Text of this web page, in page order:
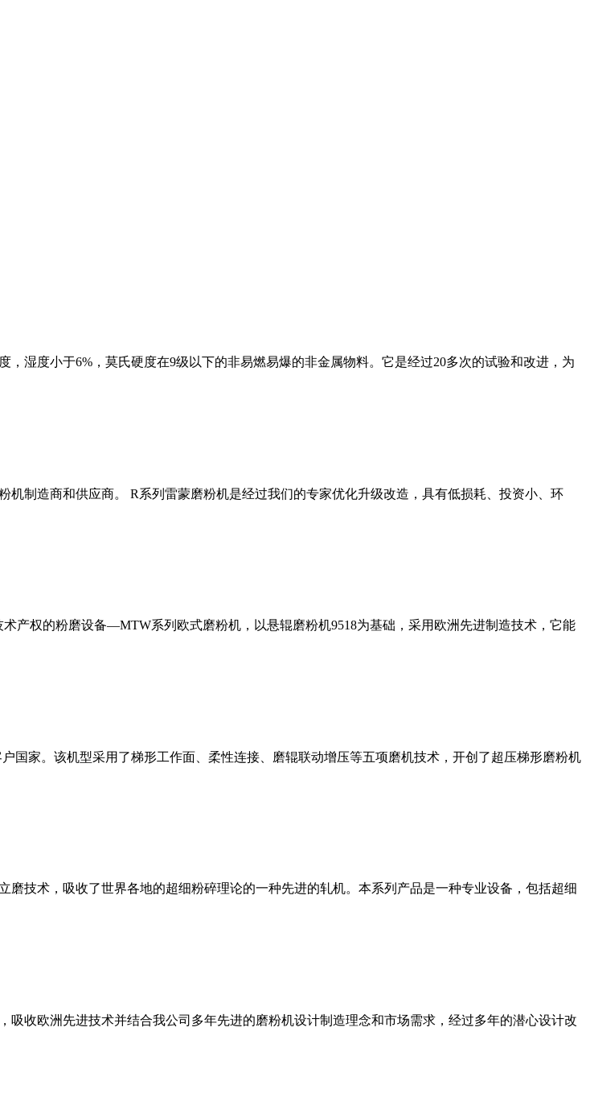
湿度小于6%，莫氏硬度在9级以下的非易燃易爆的非金属物料。它是经过20多次的试验和改进，为
制造商和供应商。 R系列雷蒙磨粉机是经过我们的专家优化升级改造，具有低损耗、投资小、环
产权的粉磨设备—MTW系列欧式磨粉机，以悬辊磨粉机9518为基础，采用欧洲先进制造技术，它能
国家。该机型采用了梯形工作面、柔性连接、磨辊联动增压等五项磨机技术，开创了超压梯形磨粉机
技术，吸收了世界各地的超细粉碎理论的一种先进的轧机。本系列产品是一种专业设备，包括超细
收欧洲先进技术并结合我公司多年先进的磨粉机设计制造理念和市场需求，经过多年的潜心设计改